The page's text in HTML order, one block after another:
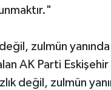
zulmün
AK Parti
değil, zulmün